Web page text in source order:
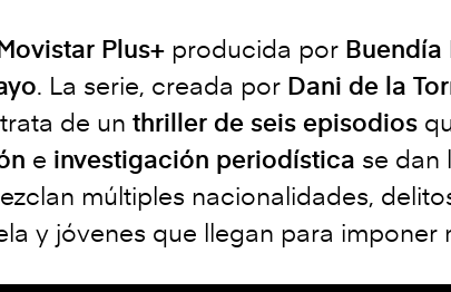
Plus+ producida por Buendía
. La serie, creada por Dani de la
trata de un thriller de seis episodios
e investigación periodística se dan
múltiples nacionalidades,
y jóvenes que llegan para imponer